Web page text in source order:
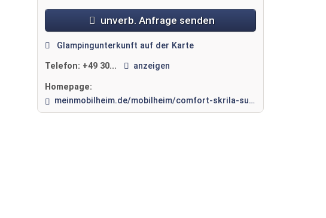
unverb. Anfrage senden
Glampingunterkunft auf der Karte
Telefon: +49 30... anzeigen
Homepage:
meinmobilheim.de/mobilheim/comfort-skrila-sunny-camping/